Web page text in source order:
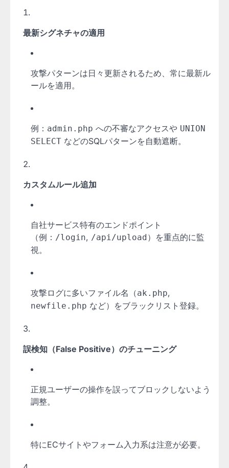
最新シグネチャの適用
攻撃パターンは日々更新されるため、常に最新ル
ールを適用。
例： admin.php への不審なアクセスや UNION
SELECT などのSQLパターンを自動遮断。
カスタムルール追加
自社サービス特有のエンドポイント
（例： /login, /api/upload ）を重点的に監
視。
攻撃ログに多いファイル名（ak.php,
newfile.php など）をブラックリスト登録。
誤検知（False Positive）のチューニング
正規ユーザーの操作を誤ってブロックしないよう
調整。
特にECサイトやフォーム入力系は注意が必要。